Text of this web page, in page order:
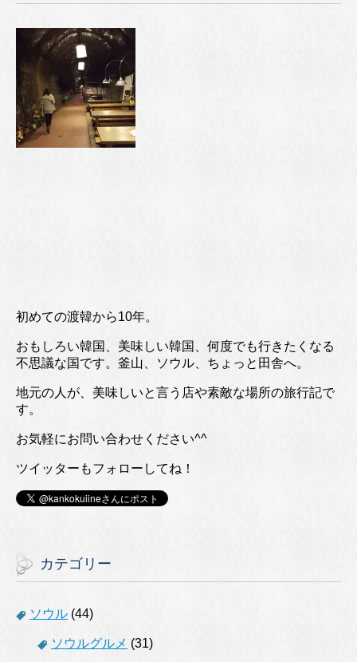
初めての渡韓から10年。
おもしろい韓国、美味しい韓国、何度でも行きたくなる
不思議な国です。釜山、ソウル、ちょっと田舎へ。
地元の人が、美味しいと言う店や素敵な場所の旅行記で
す。
お気軽にお問い合わせください^^
ツイッターもフォローしてね！
カテゴリー
ソウル (44)
ソウルグルメ (31)